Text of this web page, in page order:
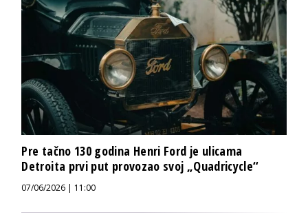
Pre tačno 130 godina Henri Ford je ulicama
Detroita prvi put provozao svoj „Quadricycle“
07/06/2026 | 11:00